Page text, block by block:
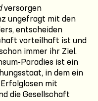
versorgen
ungefragt mit den
entscheiden
vorteilhaft ist und
immer ihr Ziel.
Paradies ist ein
in dem ein
mit
die Gesellschaft